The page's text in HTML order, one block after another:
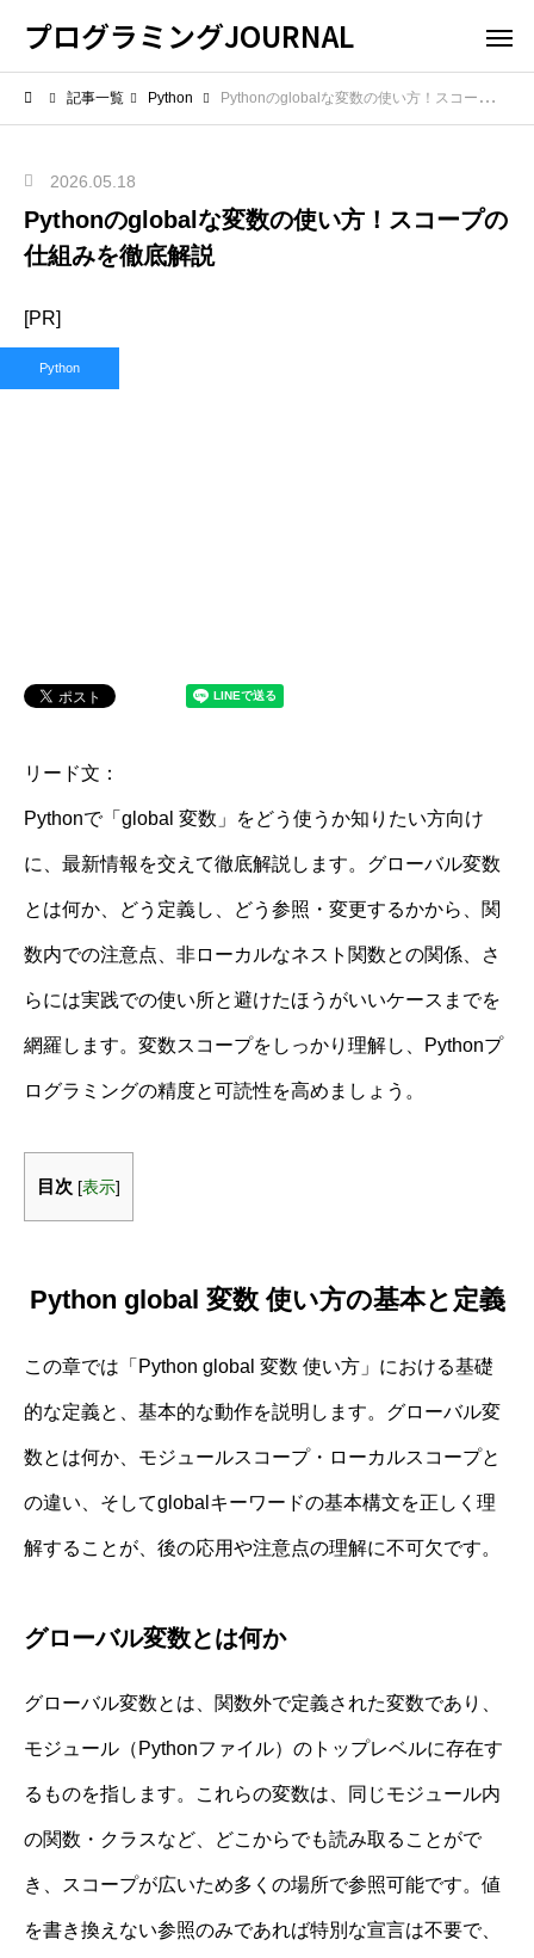
プログラミングJOURNAL
記事一覧 Python Pythonのglobalな変数の使い方！スコープの仕組みを徹底解説
2026.05.18
Pythonのglobalな変数の使い方！スコープの
仕組みを徹底解説
[PR]
Python
リード文：
Pythonで「global 変数」をどう使うか知りたい方向け
に、最新情報を交えて徹底解説します。グローバル変数
とは何か、どう定義し、どう参照・変更するかから、関
数内での注意点、非ローカルなネスト関数との関係、さ
らには実践での使い所と避けたほうがいいケースまでを
網羅します。変数スコープをしっかり理解し、Pythonプ
ログラミングの精度と可読性を高めましょう。
目次 [表示]
Python global 変数 使い方の基本と定義
この章では「Python global 変数 使い方」における基礎
的な定義と、基本的な動作を説明します。グローバル変
数とは何か、モジュールスコープ・ローカルスコープと
の違い、そしてglobalキーワードの基本構文を正しく理
解することが、後の応用や注意点の理解に不可欠です。
グローバル変数とは何か
グローバル変数とは、関数外で定義された変数であり、
モジュール（Pythonファイル）のトップレベルに存在す
るものを指します。これらの変数は、同じモジュール内
の関数・クラスなど、どこからでも読み取ることがで
き、スコープが広いため多くの場所で参照可能です。値
を書き換えない参照のみであれば特別な宣言は不要で、